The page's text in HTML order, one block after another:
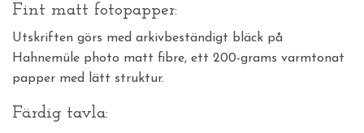
Fint matt fotopapper:
Utskriften görs med arkivbeständigt bläck på
Hahnemüle photo matt fibre, ett 200-grams varmtonat
papper med lätt struktur.
Färdig tavla: